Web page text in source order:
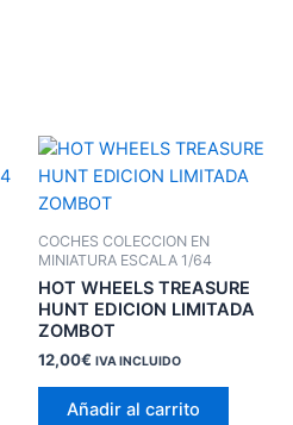
COCHES COLECCION EN
MINIATURA ESCALA 1/64
HOT WHEELS TREASURE
HUNT EDICION LIMITADA
ZOMBOT
12,00€ IVA INCLUIDO
Añadir al carrito